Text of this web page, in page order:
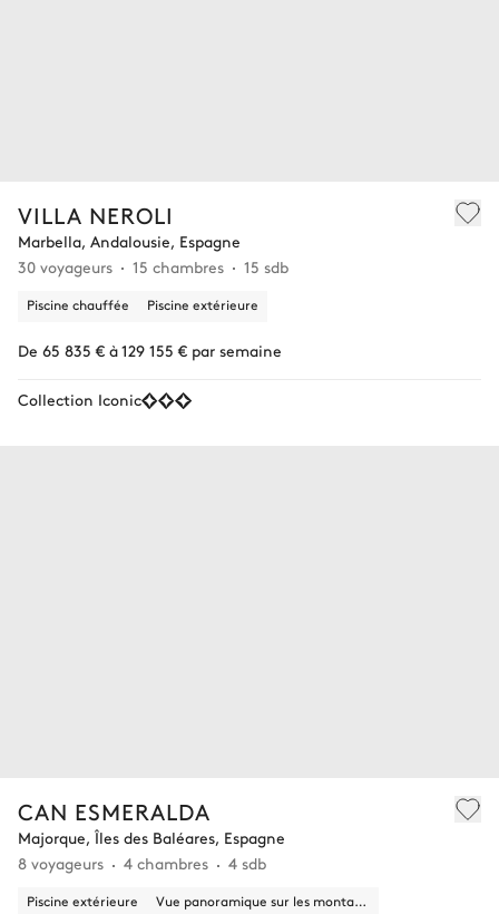
VILLA NEROLI
Marbella, Andalousie, Espagne
30 voyageurs
15 chambres 15 sdb
Piscine chauffée Piscine extérieure
De 65 835 € à 129 155 € par semaine
Collection Iconic
CAN ESMERALDA
Majorque, Îles des Baléares, Espagne
8 voyageurs
4 chambres 4 sdb
Piscine extérieure Vue panoramique sur les montagnes, la nature